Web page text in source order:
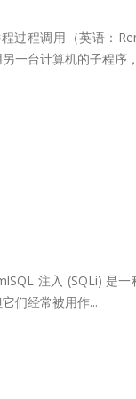
过程调用（英语：
一台计算机的子程序
注入 (SQLi) 是
们经常被用作...